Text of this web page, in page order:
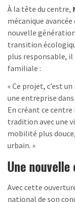
À la tête du centre,
mécanique
nouvelle
transition
plus responsable,
familiale :
« Ce projet, c’est
une entreprise dans
En créant ce
tradition avec une
mobilité plus
urbain. »
Une
Avec cette
national de son